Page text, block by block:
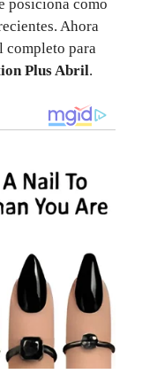
posiciona como
Ahora
completo para
Plus Abril.